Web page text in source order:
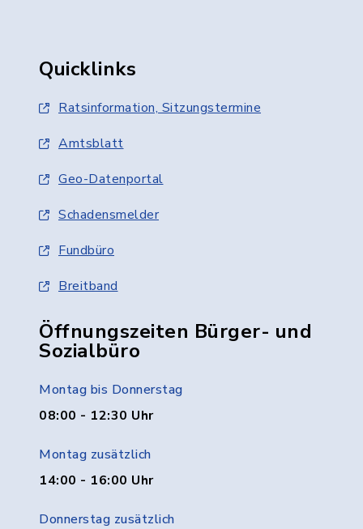
Quicklinks
Ratsinformation, Sitzungstermine
Amtsblatt
Geo-Datenportal
Schadensmelder
Fundbüro
Breitband
Öffnungszeiten Bürger- und
Sozialbüro
Montag bis Donnerstag
08:00 - 12:30 Uhr
Montag zusätzlich
14:00 - 16:00 Uhr
Donnerstag zusätzlich